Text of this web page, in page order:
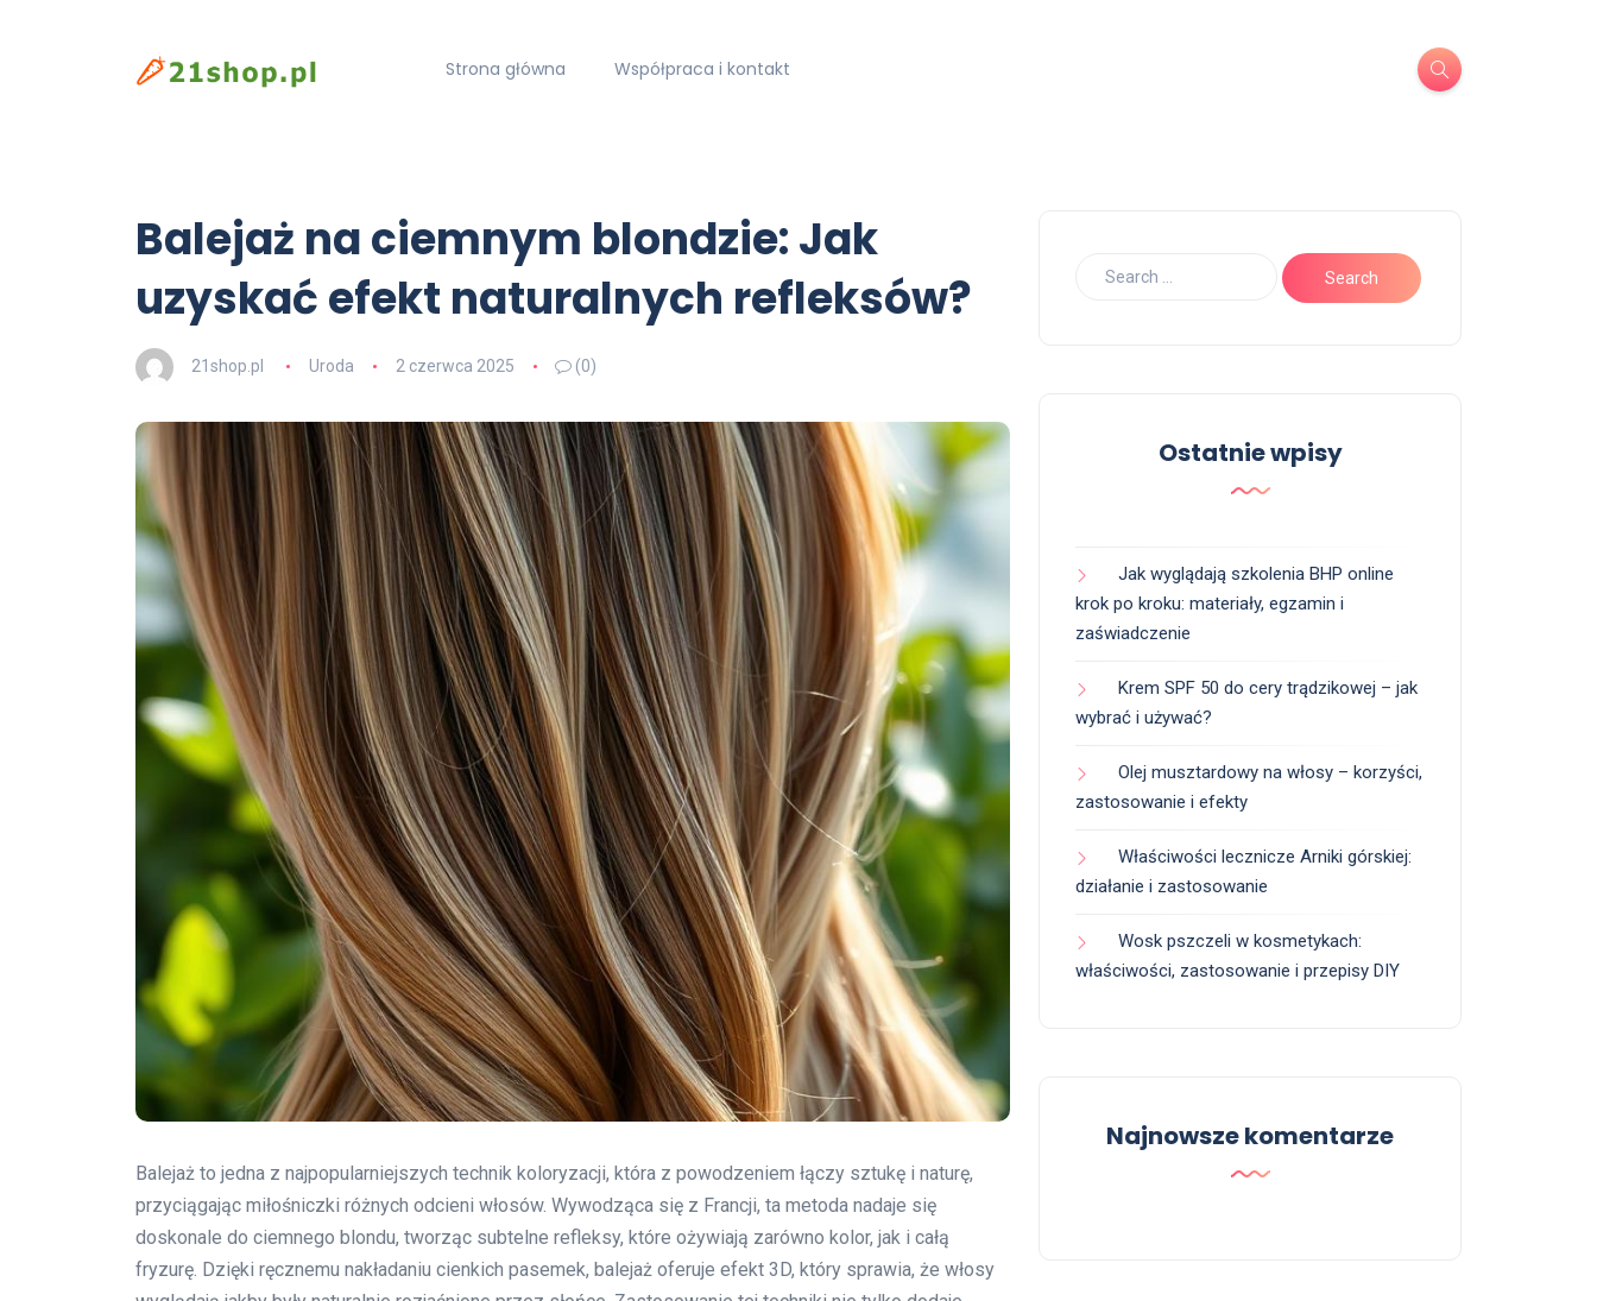
Strona główna Współpraca i kontakt
Balejaż na ciemnym blondzie: Jak
uzyskać efekt naturalnych refleksów?
21shop.pl Uroda 2 czerwca 2025 (0)
Balejaż to jedna z najpopularniejszych technik koloryzacji, która z powodzeniem łączy sztukę i naturę,
przyciągając miłośniczki różnych odcieni włosów. Wywodząca się z Francji, ta metoda nadaje się
doskonale do ciemnego blondu, tworząc subtelne refleksy, które ożywiają zarówno kolor, jak i całą
fryzurę. Dzięki ręcznemu nakładaniu cienkich pasemek, balejaż oferuje efekt 3D, który sprawia, że włosy
Ostatnie wpisy
Jak wyglądają szkolenia BHP online
krok po kroku: materiały, egzamin i
zaświadczenie
Krem SPF 50 do cery trądzikowej – jak
wybrać i używać?
Olej musztardowy na włosy – korzyści,
zastosowanie i efekty
Właściwości lecznicze Arniki górskiej:
działanie i zastosowanie
Wosk pszczeli w kosmetykach:
właściwości, zastosowanie i przepisy DIY
Najnowsze komentarze